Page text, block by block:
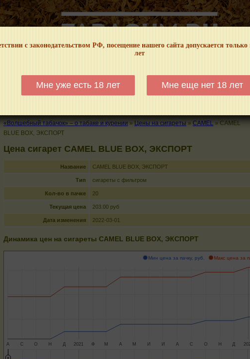
с законодательством РФ, посещение нашего сайта допускается
лет
Мне уже есть 18 лет Мне еще нет 18 лет
– ИНФОРМАЦИОННЫЙ! МЫ НЕ ЗАНИМАЕМСЯ ПРОДАЖЕЙ И РЕКЛАМОЙ
КАЛЬЯНЫ ТРУБКИ ГДЕ КУПИТЬ ГДЕ ПОКУРИТЬ КУРЕНИЕ И
«Волшебный табачок» – о табаке и курении » Цены на сигареты » CAMEL » CAMEL
BLUE BOX, ЭКСПОРТ
Цена сигарет CAMEL BLUE BOX, ЭКСПОРТ
Название CAMEL BLUE BOX, ЭКСПОРТ
Тип сигареты с фильтром
Кол-во в пачке 20
Текущая цена 203.00 руб
Дата изменения 2022-03-01
Динамика цен на сигареты CAMEL BLUE BOX, ЭКСПОРТ
Мин цена за пачку, руб. Макс цена за
2021
А С О Н Д Ф М А М И И А С О Н Д